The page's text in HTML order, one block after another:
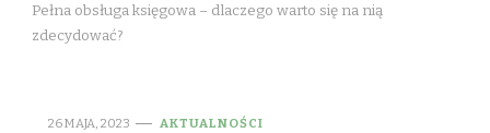
Pełna obsługa księgowa – dlaczego warto się na nią
zdecydować?
26 MAJA, 2023 AKTUALNOŚCI